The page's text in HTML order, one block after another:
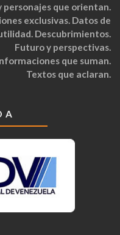
personajes que orientan.
exclusivas. Datos de
Descubrimientos.
Futuro y perspectivas.
que suman.
Textos que aclaran.
A